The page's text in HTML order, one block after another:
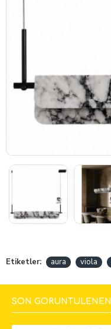
Etiketler: aura viola
SON GÖRÜNTÜLENEN